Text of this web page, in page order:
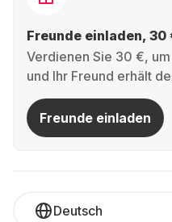
Freunde einladen, 30
Verdienen Sie 30 €,
und Ihr Freund erhält
Freunde einladen
Deutsch